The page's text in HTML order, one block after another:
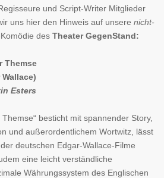
und Script-Writer Mitglieder
uns hier den Hinweis auf unsere nicht-
des Theater GegenStand:
Themse
Wallace)
Esters
Themse“ besticht mit spannender Story,
und außerordentlichem Wortwitz, lässt
deutschen Edgar-Wallace-Filme
eine leicht verständliche
Währungssystem des Englischen